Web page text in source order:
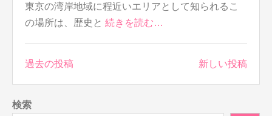
東京の湾岸地域に程近いエリアとして知られるこ
の場所は、歴史と 続きを読む…
投
ビ
過去の投稿 新しい投稿
検索